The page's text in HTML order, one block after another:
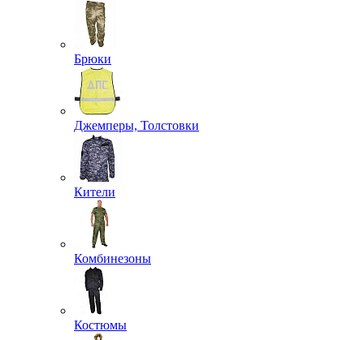
Брюки
Джемперы, Толстовки
Кители
Комбинезоны
Костюмы